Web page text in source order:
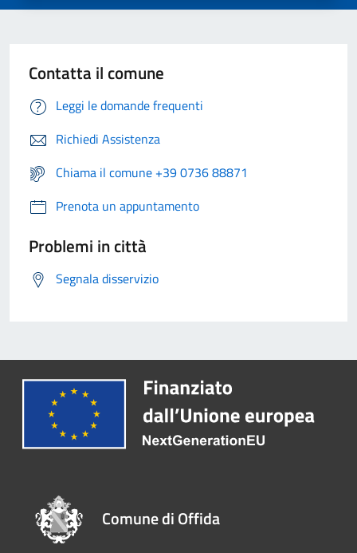
Contatta il comune
Leggi le domande frequenti
Richiedi Assistenza
Chiama il comune +39 0736 88871
Prenota un appuntamento
Problemi in città
Segnala disservizio
Comune di Offida